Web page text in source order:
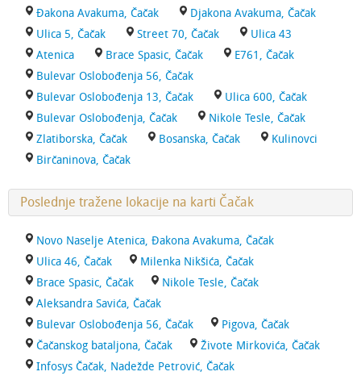
Đakona Avakuma, Čačak
Djakona Avakuma, Čačak
Ulica 5, Čačak
Street 70, Čačak
Ulica 43
Atenica
Brace Spasic, Čačak
E761, Čačak
Bulevar Oslobođenja 56, Čačak
Bulevar Oslobođenja 13, Čačak
Ulica 600, Čačak
Bulevar Oslobođenja, Čačak
Nikole Tesle, Čačak
Zlatiborska, Čačak
Bosanska, Čačak
Kulinovci
Birčaninova, Čačak
Poslednje tražene lokacije na karti Čačak
Novo Naselje Atenica, Đakona Avakuma, Čačak
Ulica 46, Čačak
Milenka Nikšića, Čačak
Brace Spasic, Čačak
Nikole Tesle, Čačak
Aleksandra Savića, Čačak
Bulevar Oslobođenja 56, Čačak
Pigova, Čačak
Čačanskog bataljona, Čačak
Živote Mirkovića, Čačak
Infosys Čačak, Nadežde Petrović, Čačak